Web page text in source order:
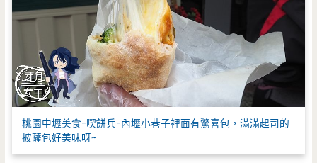
桃園中壢美食-喫餅兵-內壢小巷子裡面有驚喜包，滿滿起司的
披薩包好美味呀~